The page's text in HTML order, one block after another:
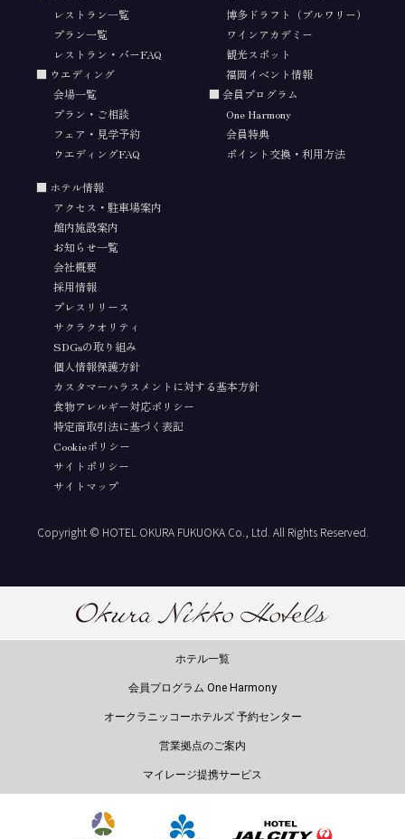
レストラン一覧
プラン一覧
レストラン・バーFAQ
ウエディング
会場一覧
プラン・ご相談
フェア・見学予約
ウエディングFAQ
博多ドラフト（ブルワリー）
ワインアカデミー
観光スポット
福岡イベント情報
会員プログラム
One Harmony
会員特典
ポイント交換・利用方法
ホテル情報
アクセス・駐車場案内
館内施設案内
お知らせ一覧
会社概要
採用情報
プレスリリース
サクラクオリティ
SDGsの取り組み
個人情報保護方針
カスタマーハラスメントに対する基本方針
食物アレルギー対応ポリシー
特定商取引法に基づく表記
Cookieポリシー
サイトポリシー
サイトマップ
Copyright © HOTEL OKURA FUKUOKA Co., Ltd. All Rights Reserved.
ホテル一覧
会員プログラム One Harmony
オークラニッコーホテルズ 予約センター
営業拠点のご案内
マイレージ提携サービス